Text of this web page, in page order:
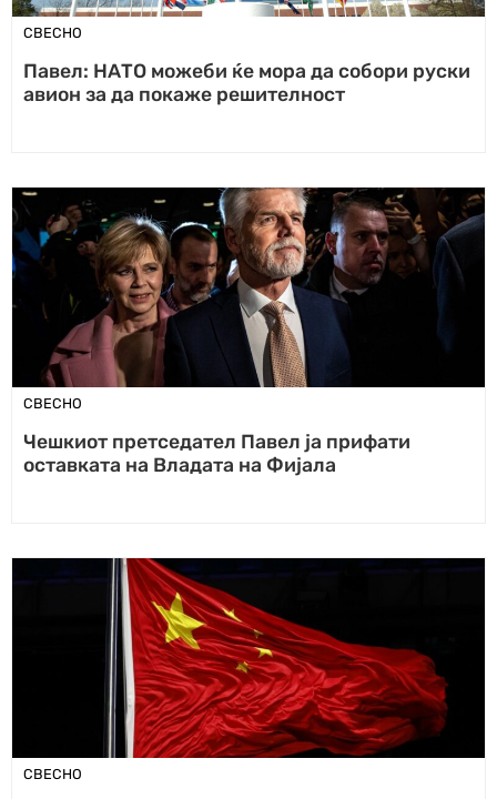
СВЕСНО
Павел: НАТО можеби ќе мора да собори руски
авион за да покаже решителност
СВЕСНО
Чешкиот претседател Павел ја прифати
оставката на Владата на Фијала
СВЕСНО